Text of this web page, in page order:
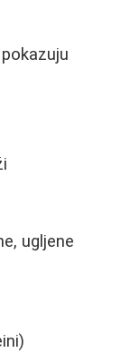
ugljene